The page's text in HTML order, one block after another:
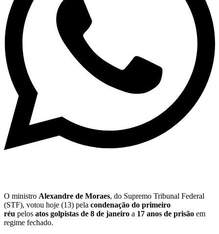
O ministro Alexandre de Moraes, do Supremo Tribunal Federal
(STF), votou hoje (13) pela condenação do primeiro
réu pelos atos golpistas de 8 de janeiro a 17 anos de prisão em
regime fechado.